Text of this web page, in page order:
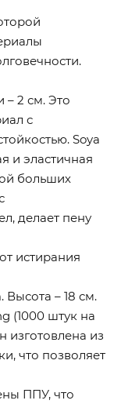
– 2 см. Это
с
Soya
и эластичная
больших
делает пену
истирания
– 18 см.
(1000 штук на
изготовлена из
что позволяет
ППУ, что